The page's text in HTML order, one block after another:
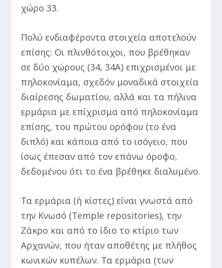
χώρο 33.
Πολύ ενδιαφέροντα στοιχεία αποτελούν
επίσης: Οι πλινθότοιχοι, που βρέθηκαν
σε δύο χώρους (34, 34Α) επιχρισμένοι με
πηλοκονίαμα, σχεδόν μοναδικά στοιχεία
διαίρεσης δωματίου, αλλά και τα πήλινα
ερμάρια με επίχρισμα από πηλοκονίαμα
επίσης, του πρώτου ορόφου (το ένα
διπλό) και κάποια από το ισόγειο, που
ίσως έπεσαν από τον επάνω όροφο,
δεδομένου ότι το ένα βρέθηκε διαλυμένο.
Τα ερμάρια (ή κίστες) είναι γνωστά από
την Κνωσό (Temple repositories), την
Ζάκρο και από το ίδιο το κτίριο των
Αρχανών, που ήταν αποθέτης με πλήθος
κωνικών κυπέλων. Τα ερμάρια (των